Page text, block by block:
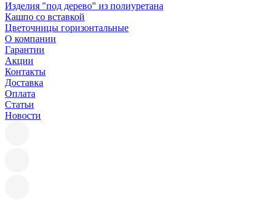
Изделия "под дерево" из полиуретана
Кашпо со вставкой
Цветочницы горизонтальные
О компании
Гарантии
Акции
Контакты
Доставка
Оплата
Статьи
Новости